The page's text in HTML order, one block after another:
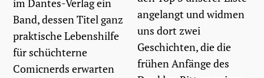
im Dantes-Verlag ein
Band, dessen Titel ganz
praktische Lebenshilfe
für schüchterne
Comicnerds erwarten
angelangt und widmen
uns dort zwei
Geschichten, die die
frühen Anfänge des